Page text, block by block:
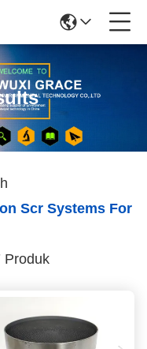
Scr Systems For
Produk